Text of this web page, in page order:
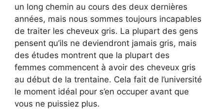
un long chemin au cours des deux dernières
années, mais nous sommes toujours incapables
de traiter les cheveux gris. La plupart des gens
pensent qu’ils ne deviendront jamais gris, mais
des études montrent que la plupart des
femmes commencent à avoir des cheveux gris
au début de la trentaine. Cela fait de l’université
le moment idéal pour s’en occuper avant que
vous ne puissiez plus.